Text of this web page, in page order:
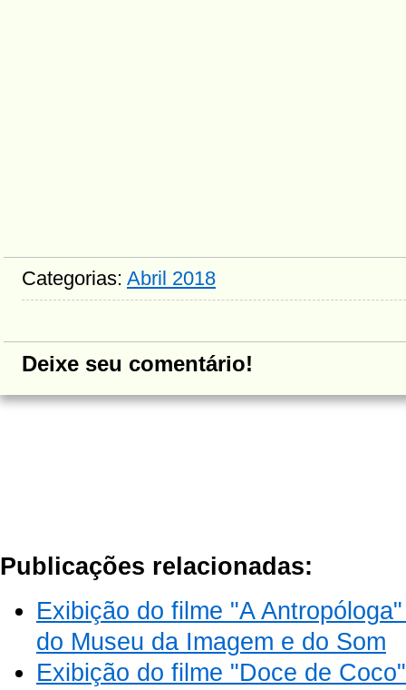
Categorias: Abril 2018
Deixe seu comentário!
Publicações relacionadas:
Exibição do filme "A
do Museu da Imagem e do Som
Exibição do filme "Doce de